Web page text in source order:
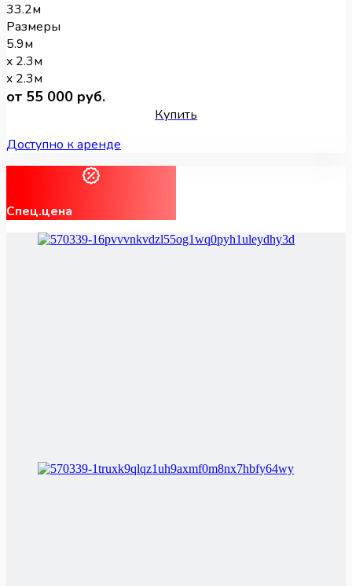
33.2м
Размеры
5.9м
x 2.3м
x 2.3м
от 55 000 руб.
Купить
Доступно к аренде
Спец.цена